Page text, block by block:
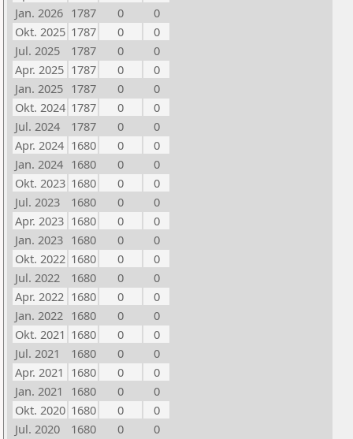
Jan. 2026 1787 0
0
Okt. 2025 1787 0
0
Jul. 2025
1787 0
0
Apr. 2025 1787 0
0
Jan. 2025 1787 0
0
Okt. 2024 1787 0
0
Jul. 2024
1787 0
0
Apr. 2024 1680 0
0
Jan. 2024 1680 0
0
Okt. 2023 1680 0
0
Jul. 2023
1680 0
0
Apr. 2023 1680 0
0
Jan. 2023 1680 0
0
Okt. 2022 1680 0
0
Jul. 2022
1680 0
0
Apr. 2022 1680 0
0
Jan. 2022 1680 0
0
Okt. 2021 1680 0
0
Jul. 2021
1680 0
0
Apr. 2021 1680 0
0
Jan. 2021
1680 0
0
Okt. 2020 1680 0
0
Jul. 2020
1680 0
0